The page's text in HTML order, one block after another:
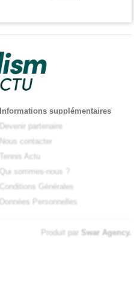
Informations supplémentaires
Devenir partenaire
Nous contacter
Tennis Actu
Qui sommes-nous ?
Conditions Générales
Données Personnelles
Produit par Swar Agency.